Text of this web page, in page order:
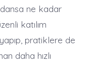
ne kadar
katılım
pratiklere de
daha hızlı